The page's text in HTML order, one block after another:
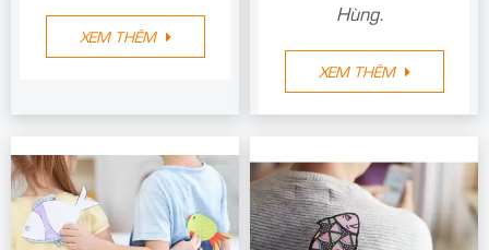
XEM THÊM
Hùng.
XEM THÊM